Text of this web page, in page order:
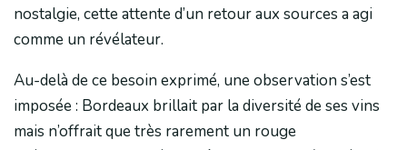
nostalgie, cette attente d’un retour aux sources a agi
comme un révélateur.
Au-delà de ce besoin exprimé, une observation s’est
imposée : Bordeaux brillait par la diversité de ses vins
mais n’offrait que très rarement un rouge